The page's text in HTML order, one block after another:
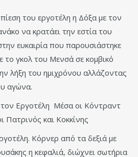
του εργοτέλη η Δόξα με τον
να κρατάει την εστία του
ευκαιρία που παρουσιάστηκε
το γκολ του Μενσά σε κομβικό
λήξη του ημιχρόνου αλλάζοντας
αγώνα.
Εργοτέλη Μέσα οι Κόντραντ
Πατρινός και Κοκκίνης
Κόρνερ από τα δεξιά με
η κεφαλιά, διώχνει σωτήρια